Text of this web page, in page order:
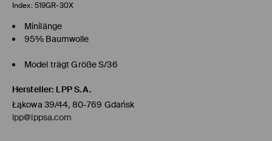
Index: 519GR-30X
Minilänge
95% Baumwolle
Model trägt Größe S/36
Hersteller: LPP S.A.
Łąkowa 39/44, 80-769 Gdańsk
lpp@lppsa.com